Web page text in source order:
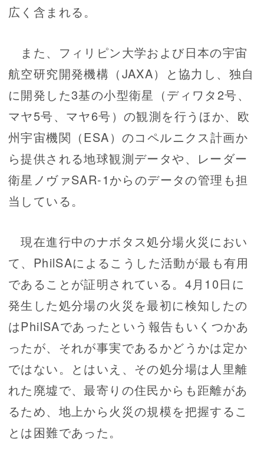
広く含まれる。
また、フィリピン大学および日本の宇宙
航空研究開発機構（JAXA）と協力し、独自
に開発した3基の小型衛星（ディワタ2号、
マヤ5号、マヤ6号）の観測を行うほか、欧
州宇宙機関（ESA）のコペルニクス計画か
ら提供される地球観測データや、レーダー
衛星ノヴァSAR-1からのデータの管理も担
当している。
現在進行中のナボタス処分場火災におい
て、PhilSAによるこうした活動が最も有用
であることが証明されている。4月10日に
発生した処分場の火災を最初に検知したの
はPhilSAであったという報告もいくつかあ
ったが、それが事実であるかどうかは定か
ではない。とはいえ、その処分場は人里離
れた廃墟で、最寄りの住民からも距離があ
るため、地上から火災の規模を把握するこ
とは困難であった。